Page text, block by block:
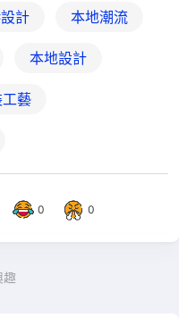
計 本地潮流
本地設計
藝
0 0
趣